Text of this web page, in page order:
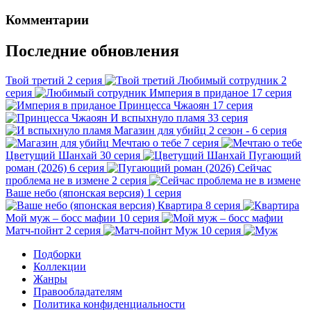
Комментарии
Последние обновления
Твой третий 2 серия Любимый сотрудник 2
серия
Империя в приданое 17 серия
Принцесса Чжаоян 17 серия
И вспыхнуло пламя 33 серия
Магазин для убийц 2 сезон - 6 серия
Мечтаю о тебе 7 серия
Цветущий Шанхай 30 серия
Пугающий
роман (2026) 6 серия
Сейчас
проблема не в измене 2 серия
Ваше небо (японская версия) 1 серия
Квартира 8 серия
Мой муж – босс мафии 10 серия
Матч-пойнт 2 серия Муж 10 серия
Подборки
Коллекции
Жанры
Правообладателям
Политика конфиденциальности